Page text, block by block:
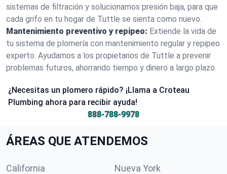
sistemas de filtración y solucionamos presión baja, para que
cada grifo en tu hogar de Tuttle se sienta como nuevo.
Mantenimiento preventivo y repipeo: Extiende la vida de
tu sistema de plomería con mantenimiento regular y repipeo
experto. Ayudamos a los propietarios de Tuttle a prevenir
problemas futuros, ahorrando tiempo y dinero a largo plazo.
¿Necesitas un plomero rápido? ¡Llama a Croteau
Plumbing ahora para recibir ayuda!
888-788-9978
ÁREAS QUE ATENDEMOS
California Nueva York